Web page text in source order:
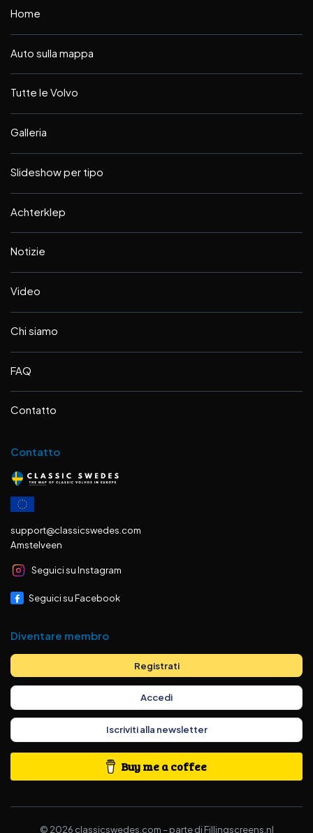
Home
Auto sulla mappa
Tutte le Volvo
Galleria
Slideshow per tipo
Achterklep
Notizie
Video
Chi siamo
FAQ
Contatto
Contatto
support@classicswedes.com
Amstelveen
Seguici su Instagram
Seguici su Facebook
Diventare membro
Registrati
Accedi
Iscriviti alla newsletter
Buy me a coffee
© 2026 classicswedes.com –parte di Fillingscreens.nl